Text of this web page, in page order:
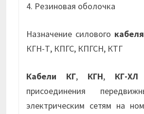
4. Резиновая оболочка
Назначение силового кабеля
КГН-Т, КПГС, КПГСН, КТГ
Кабели КГ, КГН, КГ-ХЛ
присоединения
электрическим сетям на